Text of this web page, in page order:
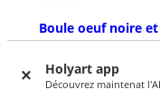
Holyart app
Découvrez maintenat
Boule oeuf noire